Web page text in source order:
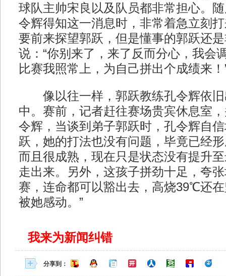
球队主帅宋良以及队员都非常担心。
令辉得知这一消息时，非常着急立刻
要前来探望郭跃，但是懂事的郭跃还
说：“你别来了，来了反而分心，我会
比赛我照常上，为自己拼出个成绩来！
像以往一样，郭跃教练孔令辉依旧
中。赛前，记者赶往赛场贵宾休息室
令辉，当谈到弟子郭跃时，孔令辉自
跃，她的打法也没有问题，毕竟已经
而且很成熟，现在只是状态没有提升
走出来。另外，这孩子拼劲十足，夸
赛，连命都可以豁出去，高烧39℃还
被她感动。”
我来为新闻纠错
分享到：